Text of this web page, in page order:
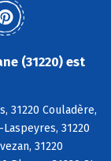
(31220) est
31220 Couladère,
Laspeyres, 31220
31220